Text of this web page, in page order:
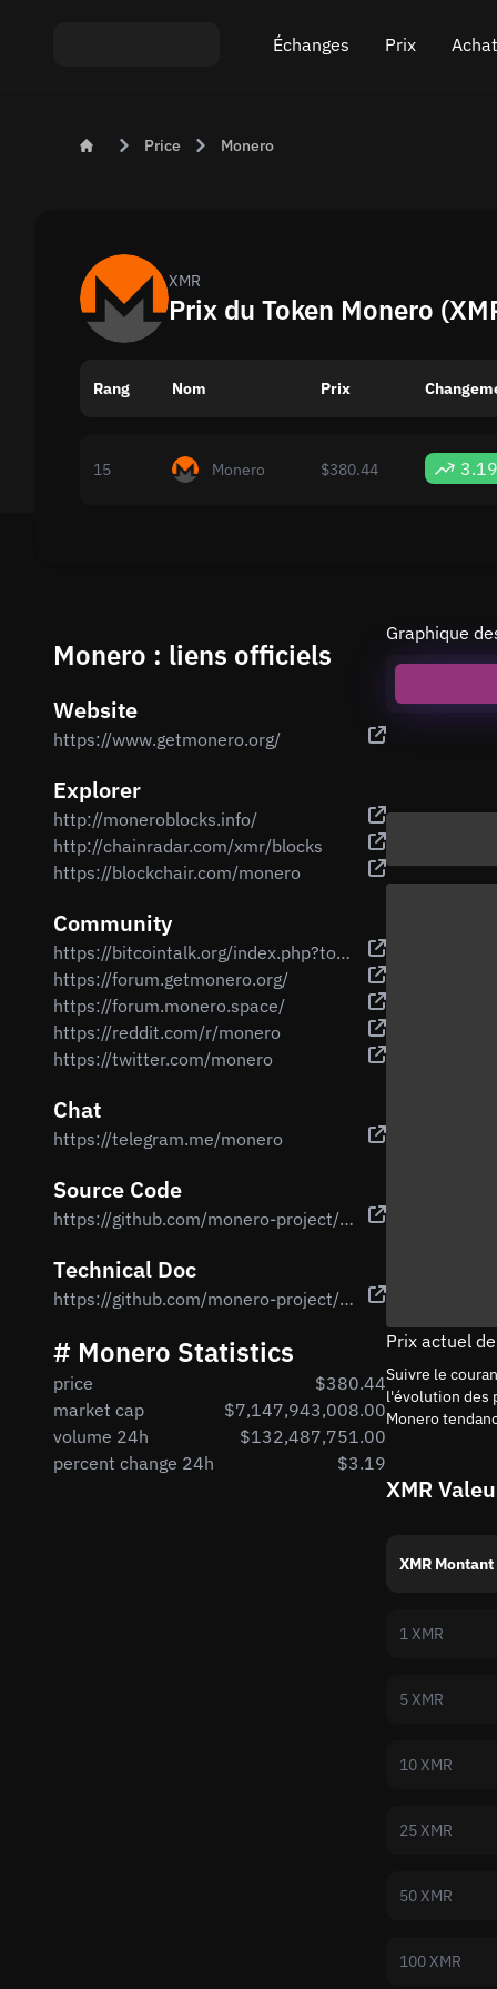
Échanges
Échange ETH sur USDT
Échanges populaires
Prix
Price Monero
XMR
Prix du Token Monero
Rang Nom Prix
15 Monero $380.44
Monero : liens officiels
Website
https://www.getmonero.org/
Explorer
http://moneroblocks.info/
http://chainradar.com/xmr/blocks
https://blockchair.com/monero
Community
https://bitcointalk.org/index.php?topic=583449.0
https://forum.getmonero.org/
https://forum.monero.space/
https://reddit.com/r/monero
https://twitter.com/monero
Chat
https://telegram.me/monero
Source Code
https://github.com/monero-project/monero
Technical Doc
https://github.com/monero-project/research-lab/blob/master/whitepaper/whitepaper.pdf
# Monero Statistics
price
$380.44
market cap
$7,147,943,008.00
volume 24h
$132,487,751.00
percent change 24h
$3.19
Graphique
Prix actuel
Suivre le
l'évolution des
Monero
XMR
XMR Montant
1 XMR
5 XMR
10 XMR
25 XMR
50 XMR
100 XMR